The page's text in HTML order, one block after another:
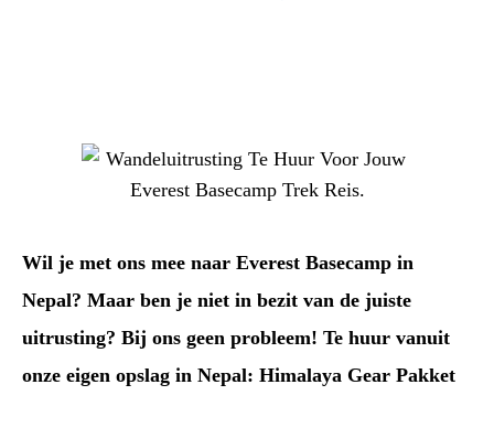
Wil je met ons mee naar Everest Basecamp in
Nepal? Maar ben je niet in bezit van de juiste
uitrusting? Bij ons geen probleem! Te huur vanuit
onze eigen opslag in Nepal: Himalaya Gear Pakket